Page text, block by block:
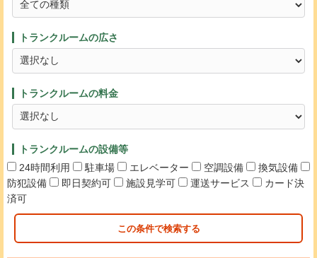
トランクルームの広さ
トランクルームの料金
トランクルームの設備等
24時間利用
駐車場 エレベーター 空調設備
換気設備
防犯設備
即日契約可 施設見学可 運送サービス
カード決
済可
この条件で検索する